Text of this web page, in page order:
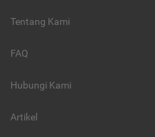
Tentang Kami
FAQ
Hubungi Kami
Artikel